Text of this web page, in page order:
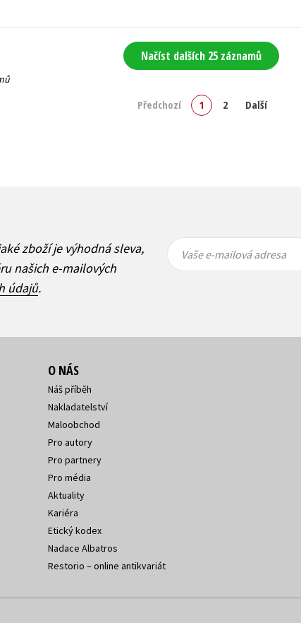
Načíst dalších 25 záznamů
Předchozí 1 2 Další
zboží je výhodná sleva,
našich e-mailových
údajů.
mailová
mailová
Vaše e-mailová adresa
O NÁS
Náš příběh
Nakladatelství
Maloobchod
Pro autory
Pro partnery
Pro média
Aktuality
Kariéra
Etický kodex
Nadace Albatros
Restorio – online antikvariát